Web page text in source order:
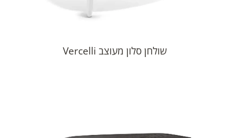
שולחן סלון מעוצב Vercelli